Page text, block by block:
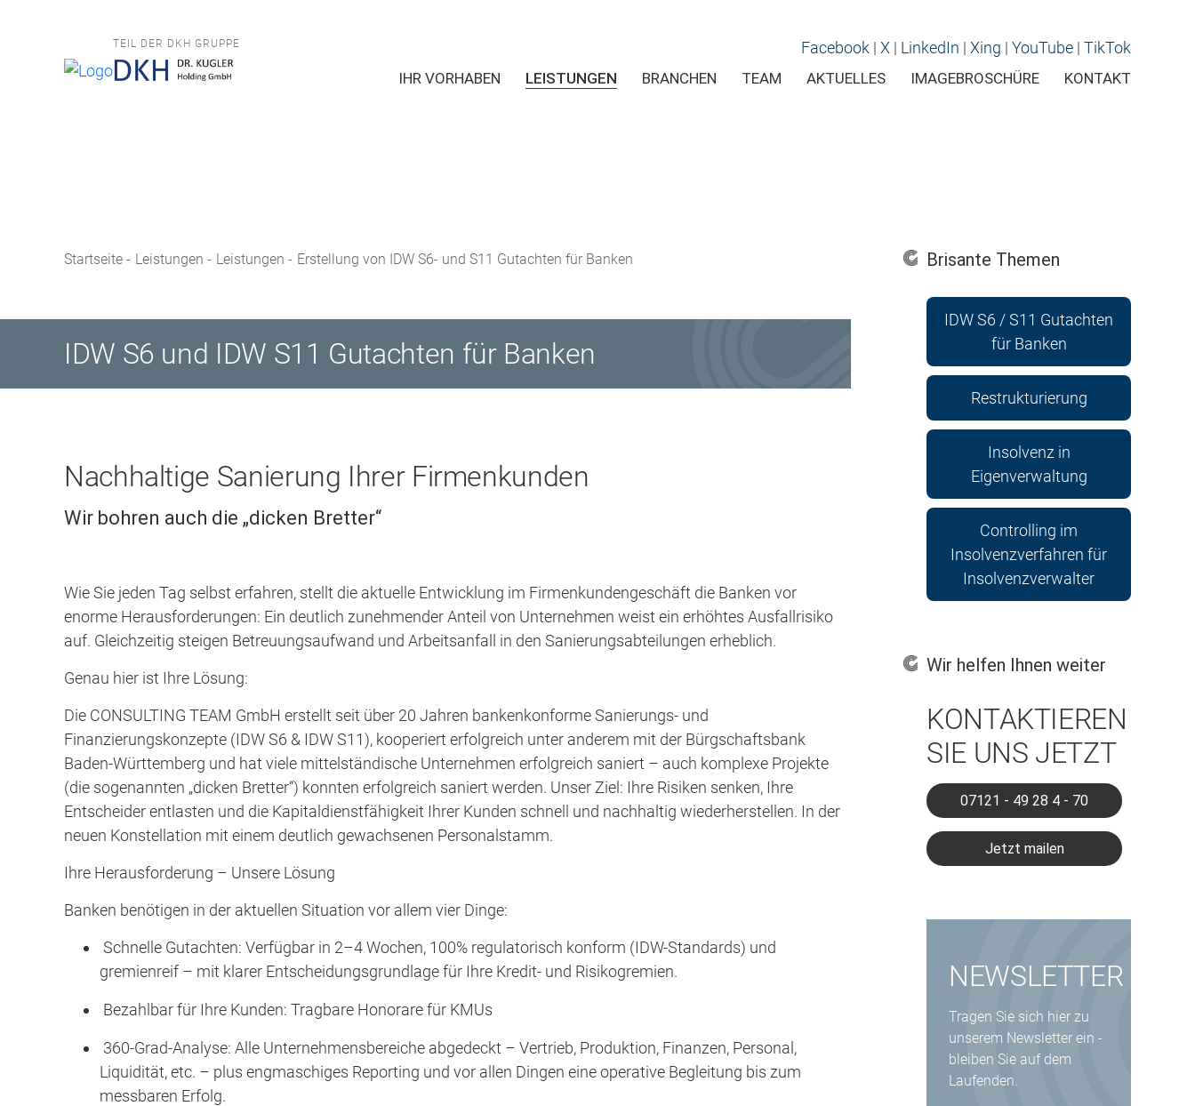
TEIL DER DKH GRUPPE
IHR VORHABEN LEISTUNGEN BRANCHEN TEAM AKTUELLES IMAGEBROSCHÜRE KONTAKT
Facebook | X | LinkedIn | Xing | YouTube | TikTok
Startseite - Leistungen - Leistungen - Erstellung von IDW S6- und S11 Gutachten für Banken
IDW S6 und IDW S11 Gutachten für Banken
Nachhaltige Sanierung Ihrer Firmenkunden
Wir bohren auch die „dicken Bretter“
Wie Sie jeden Tag selbst erfahren, stellt die aktuelle Entwicklung im Firmenkundengeschäft die Banken vor
enorme Herausforderungen: Ein deutlich zunehmender Anteil von Unternehmen weist ein erhöhtes Ausfallrisiko
auf. Gleichzeitig steigen Betreuungsaufwand und Arbeitsanfall in den Sanierungsabteilungen erheblich.
Genau hier ist Ihre Lösung:
Die CONSULTING TEAM GmbH erstellt seit über 20 Jahren bankenkonforme Sanierungs- und
Finanzierungskonzepte (IDW S6 & IDW S11), kooperiert erfolgreich unter anderem mit der Bürgschaftsbank
Baden-Württemberg und hat viele mittelständische Unternehmen erfolgreich saniert – auch komplexe Projekte
(die sogenannten „dicken Bretter“) konnten erfolgreich saniert werden. Unser Ziel: Ihre Risiken senken, Ihre
Entscheider entlasten und die Kapitaldienstfähigkeit Ihrer Kunden schnell und nachhaltig wiederherstellen. In der
neuen Konstellation mit einem deutlich gewachsenen Personalstamm.
Ihre Herausforderung – Unsere Lösung
Banken benötigen in der aktuellen Situation vor allem vier Dinge:
⁠ ⁠Schnelle Gutachten: Verfügbar in 2–4 Wochen, 100% regulatorisch konform (IDW-Standards) und
gremienreif – mit klarer Entscheidungsgrundlage für Ihre Kredit- und Risikogremien.
⁠ ⁠Bezahlbar für Ihre Kunden: Tragbare Honorare für KMUs
⁠ ⁠360-Grad-Analyse: Alle Unternehmensbereiche abgedeckt – Vertrieb, Produktion, Finanzen, Personal,
Liquidität, etc. – plus engmaschiges Reporting und vor allen Dingen eine operative Begleitung bis zum
messbaren Erfolg.
Brisante Themen
IDW S6 / S11 Gutachten
für Banken
Restrukturierung
Insolvenz in
Eigenverwaltung
Controlling im
Insolvenzverfahren für
Insolvenzverwalter
Wir helfen Ihnen weiter
KONTAKTIEREN
SIE UNS JETZT
07121 - 49 28 4 - 70
Jetzt mailen
NEWSLETTER
Tragen Sie sich hier zu
unserem Newsletter ein -
bleiben Sie auf dem
Laufenden.